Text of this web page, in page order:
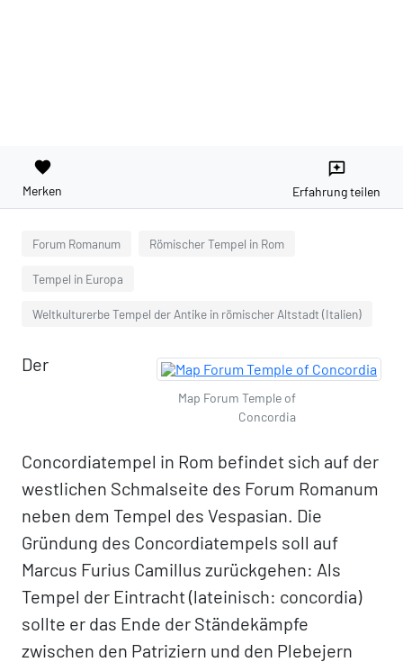
favorite
Merken
reviews
Erfahrung teilen
Forum Romanum Römischer Tempel in Rom
Tempel in Europa
Weltkulturerbe Tempel der Antike in römischer Altstadt (Italien)
Map Forum Temple of
Concordia
Der
Concordiatempel in Rom befindet sich auf der
westlichen Schmalseite des Forum Romanum
neben dem Tempel des Vespasian. Die
Gründung des Concordiatempels soll auf
Marcus Furius Camillus zurückgehen: Als
Tempel der Eintracht (lateinisch: concordia)
sollte er das Ende der Ständekämpfe
zwischen den Patriziern und den Plebejern